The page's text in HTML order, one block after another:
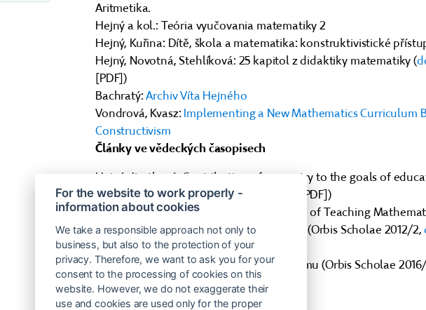
Aritmetika.
Hejný a kol.: Teória vyučovania matematiky 2
Hejný, Kuřina: Dítě, škola a matematika: konstruktivistické
Hejný, Novotná, Stehlíková: 25 kapitol z didaktiky matematiky (
[PDF])
Bachratý:Archiv Víta Hejného
Vondrová, Kvasz: Implementing a New Mathematics Curriculum
Constructivism
Články ve vědeckých časopisech
Hejný, Jirotková: Contribution of geometry to the goals of
(Orbis Scholae 2012/2,dostupné online
[PDF])
Hejný: Exploring the Cognitive Dimension of Teaching
Scheme-oriented Approach to Education (Orbis Scholae 2012/2,
[PDF]
Kvasz:Princípy genetického konštruktivizmu (Orbis Scholae
[PDF])
Veřejné průzkumy, zjišťování a studie:
For the website to work properly -
information about cookies
We take a responsible approach not only to
business, but also to the protection of your
privacy. Therefore, we want to ask you for your
consent to the processing of cookies on this
website. However, we do not exaggerate their
use and cookies are used only for the proper